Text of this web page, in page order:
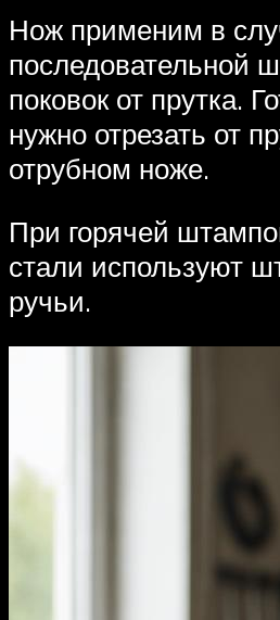
Нож применим в
последовательной
поковок от прутка.
нужно отрезать от
отрубном ноже.
При горячей
стали используют
ручьи.